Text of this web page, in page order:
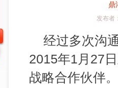
鼎
发布者
经过多次沟
2015年1月27
战略合作伙伴